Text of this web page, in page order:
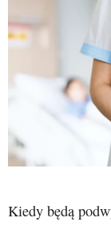
Kiedy będą